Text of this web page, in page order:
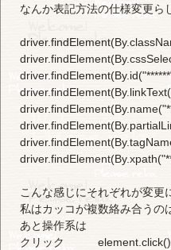
なんか表記方法の仕様変更ら
こんな感じにそれぞれが変更
私はカッコが複数絡み合うの
あと操作系は
クリック element.click()